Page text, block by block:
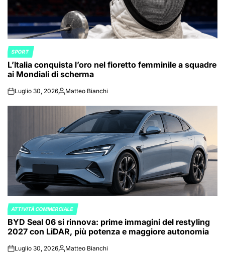
POSTED
IN
SPORT
L’Italia conquista l’oro nel fioretto femminile a squadre
ai Mondiali di scherma
onLuglio 30, 2026Posted
Matteo Bianchi
POSTED
IN
ATTIVITÀ COMMERCIALE
BYD Seal 06 si rinnova: prime immagini del restyling
2027 con LiDAR, più potenza e maggiore autonomia
onLuglio 30, 2026Posted
Matteo Bianchi